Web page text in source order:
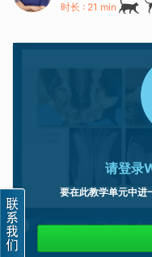
时长 : 21 min
请登录
要在此教学单元中进